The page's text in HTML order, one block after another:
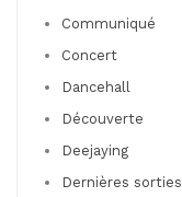
Communiqué
Concert
Dancehall
Découverte
Deejaying
Dernières sorties